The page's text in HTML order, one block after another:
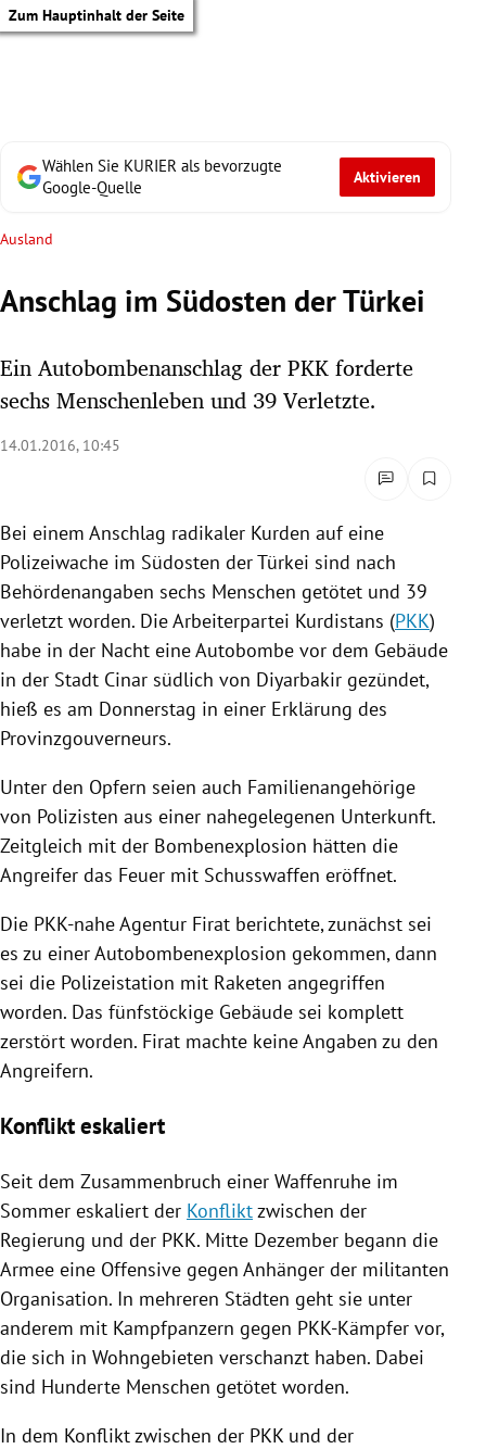
Zum Hauptinhalt der Seite
Untermenü
Untermenü
Untermenü
Untermenü
Untermenü
Untermenü
Untermenü
Wählen Sie KURIER als bevorzugte
Google-Quelle
Aktivieren
Ausland
Anschlag im Südosten der Türkei
Ein Autobombenanschlag der PKK forderte
sechs Menschenleben und 39 Verletzte.
14.01.2016, 10:45
Bei einem Anschlag radikaler Kurden auf eine
Polizeiwache im Südosten derTürkei sind nach
Behördenangaben sechs Menschen getötet und 39
verletzt worden. DieArbeiterpartei Kurdistans (PKK)
habe in der Nacht eine Autobombe vor dem Gebäude
in der Stadt Cinar südlich von Diyarbakir gezündet,
hieß es am Donnerstag in einer Erklärung des
Provinzgouverneurs.
Unter den Opfern seien auch Familienangehörige
von Polizisten aus einer nahegelegenen Unterkunft.
Zeitgleich mit der Bombenexplosion hätten die
Angreifer das Feuer mit Schusswaffen eröffnet.
Die PKK-nahe Agentur Firat berichtete, zunächst sei
es zu einer Autobombenexplosion gekommen, dann
sei die Polizeistation mit Raketen angegriffen
worden. Das fünfstöckige Gebäude sei komplett
zerstört worden. Firat machte keine Angaben zu den
Angreifern.
Konflikt eskaliert
Seit dem Zusammenbruch einer Waffenruhe im
Sommer eskaliert der Konfliktzwischen der
Regierung und der PKK. Mitte Dezember begann die
Armee eine Offensive gegen Anhänger der militanten
Organisation. In mehreren Städten geht sie unter
anderem mit Kampfpanzern gegen PKK-Kämpfer vor,
die sich in Wohngebieten verschanzt haben. Dabei
sind Hunderte Menschen getötet worden.
In dem Konfliktzwischen der PKK und der